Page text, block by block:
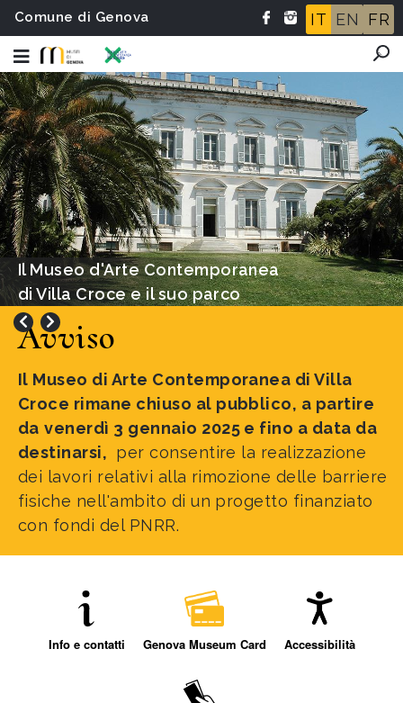
Comune di Genova IT EN FR
Ben Vautier, Fluxus cannot save
the world, 2002
Avviso
Il Museo di Arte Contemporanea di Villa
Croce rimane chiuso al pubblico, a partire
da venerdì 3 gennaio 2025 e fino a data da
destinarsi, per consentire la realizzazione
dei lavori relativi alla rimozione delle barriere
fisiche nell'ambito di un progetto finanziato
con fondi del PNRR.
Info e contatti Genova Museum Card Accessibilità